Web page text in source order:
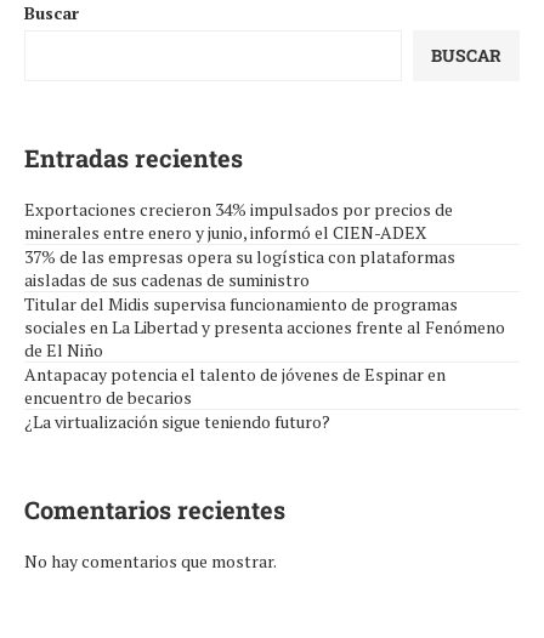
Buscar
BUSCAR
Entradas recientes
Exportaciones crecieron 34% impulsados por precios de
minerales entre enero y junio, informó el CIEN-ADEX
37% de las empresas opera su logística con plataformas
aisladas de sus cadenas de suministro
Titular del Midis supervisa funcionamiento de programas
sociales en La Libertad y presenta acciones frente al Fenómeno
de El Niño
Antapacay potencia el talento de jóvenes de Espinar en
encuentro de becarios
¿La virtualización sigue teniendo futuro?
Comentarios recientes
No hay comentarios que mostrar.